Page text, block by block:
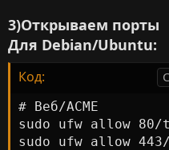
3)Открываем порты
Для Debian/Ubuntu:
Код:
# Веб/ACME
sudo ufw allow 80/
sudo ufw allow